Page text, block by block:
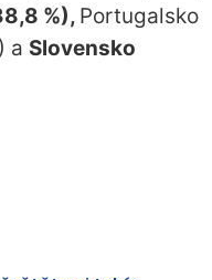
%), Portugalsko
a Slovensko